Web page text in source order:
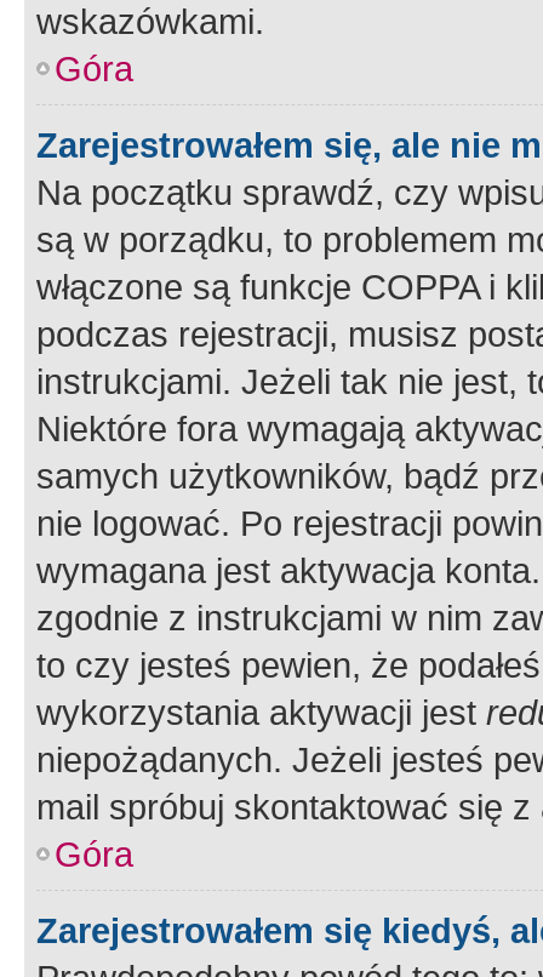
wskazówkami.
Góra
Zarejestrowałem się, ale nie
Na początku sprawdź, czy
są w porządku, to problemem
włączone są funkcje COPPA i
podczas rejestracji, musisz
instrukcjami. Jeżeli tak nie jest,
Niektóre fora wymagają
samych użytkowników, bądź
nie logować. Po rejestracji
wymagana jest aktywacja
zgodnie z instrukcjami w nim
to czy jesteś pewien, że
wykorzystania aktywacji jest
niepożądanych. Jeżeli jesteś
mail spróbuj skontaktować się
Góra
Zarejestrowałem się kiedyś,